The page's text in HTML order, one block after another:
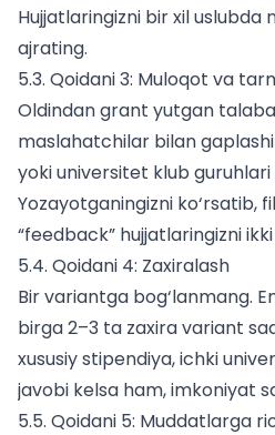
Hujjatlaringizni bir xil
ajrating.
5.3. Qoidani 3: Muloqot va
Oldindan grant yutgan
maslahatchilar bilan
yoki universitet klub
Yozayotganingizni ko‘rsatib,
“feedback” hujjatlaringizni
5.4. Qoidani 4: Zaxiralash
Bir variantga bog‘lanmang.
birga 2–3 ta zaxira variant
xususiy stipendiya, ichki
javobi kelsa ham, imkoniyat
5.5. Qoidani 5: Muddatlarga